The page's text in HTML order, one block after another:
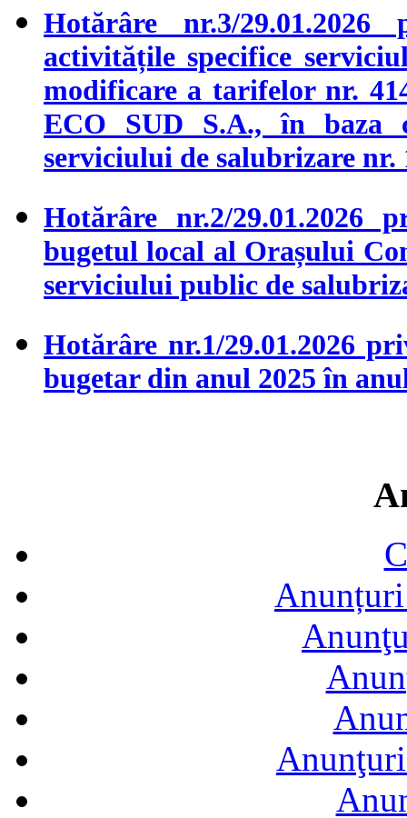
Hotărâre nr.3/
activitățile specifice
modificare a tarifelor nr.
ECO SUD S.A., în baza
serviciului de salubrizare nr.
Hotărâre nr.2/29.01.2026
bugetul local al Orașului
serviciului public de
Hotărâre nr.1/29.01.2026
bugetar din anul 2025 în